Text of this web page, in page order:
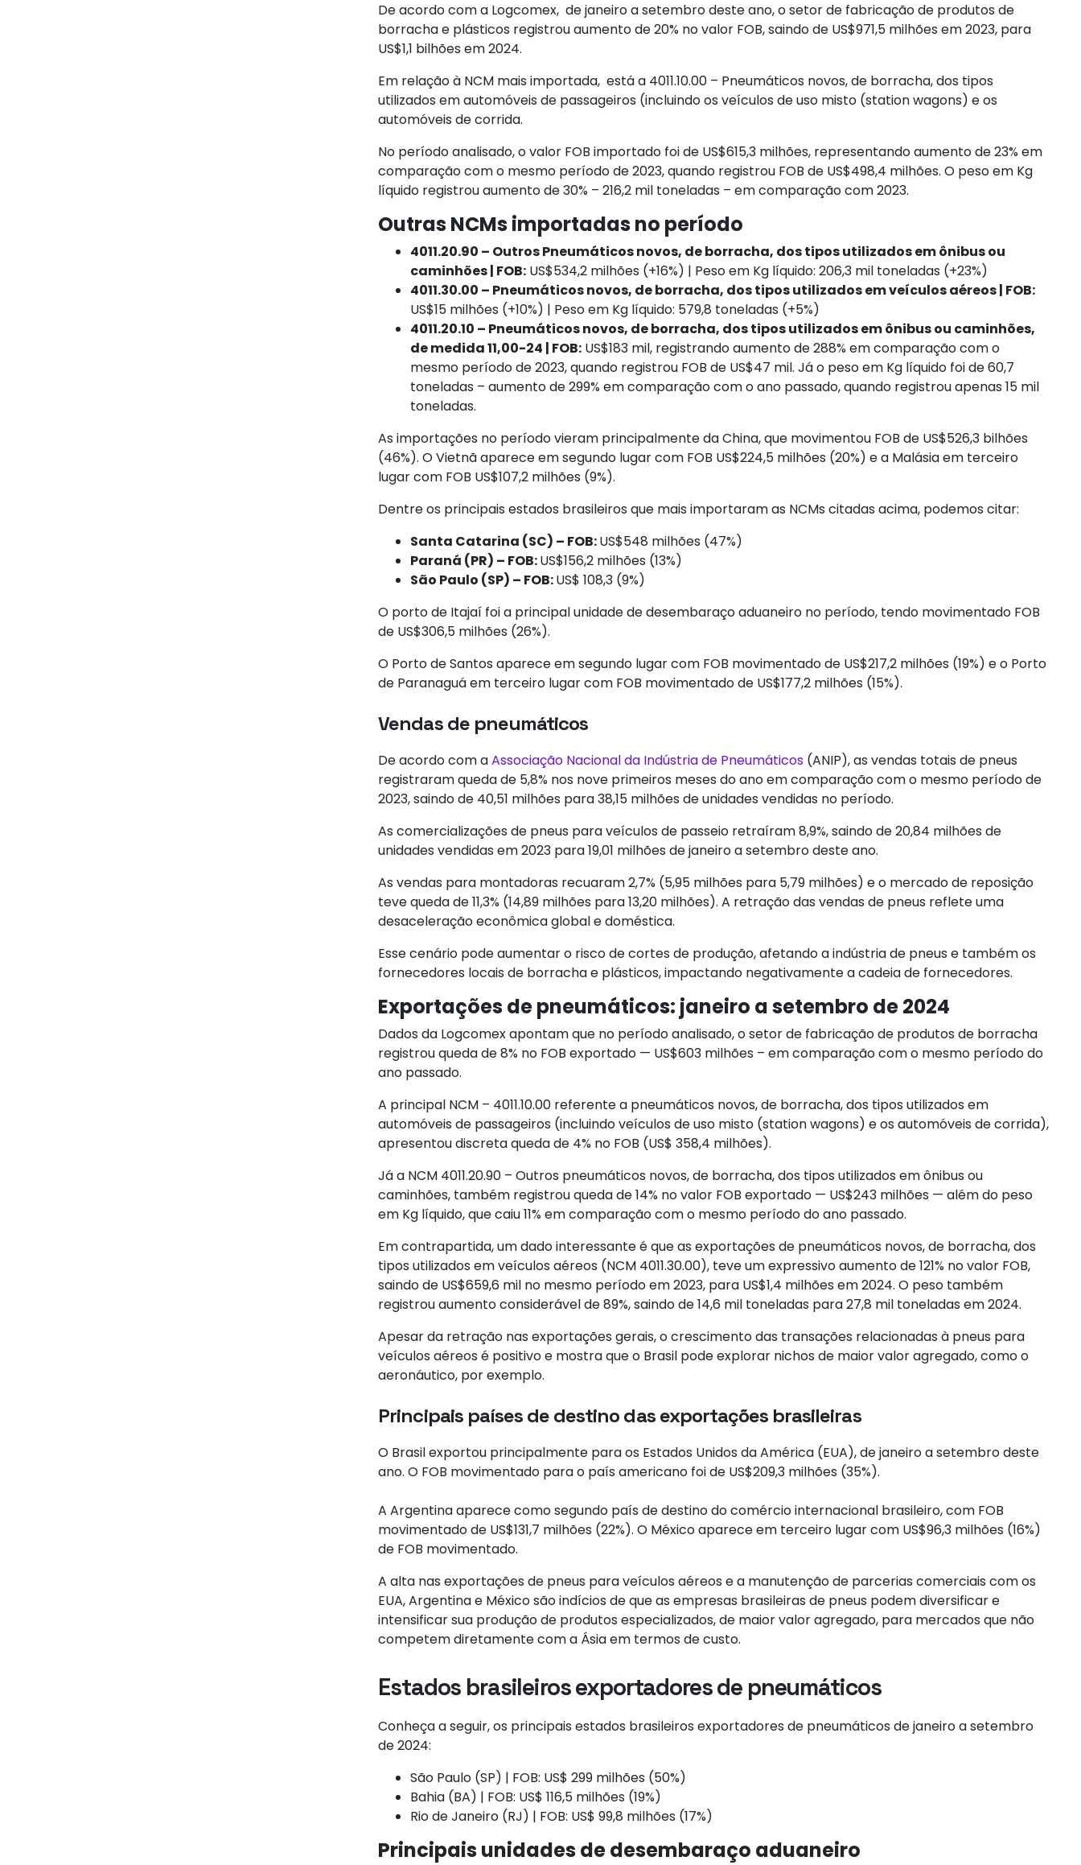
De acordo com a Logcomex, de janeiro a setembro deste ano, o setor de fabricação de produtos de
borracha e plásticos registrou aumento de 20% no valor FOB, saindo de US$971,5 milhões em 2023, para
US$1,1 bilhões em 2024.
Em relação à NCM mais importada, está a 4011.10.00 – Pneumáticos novos, de borracha, dos tipos
utilizados em automóveis de passageiros (incluindo os veículos de uso misto (station wagons) e os
automóveis de corrida.
No período analisado, o valor FOB importado foi de US$615,3 milhões, representando aumento de 23% em
comparação com o mesmo período de 2023, quando registrou FOB de US$498,4 milhões. O peso em Kg
líquido registrou aumento de 30% – 216,2 mil toneladas – em comparação com 2023.
Outras NCMs importadas no período
4011.20.90 – Outros Pneumáticos novos, de borracha, dos tipos utilizados em ônibus ou
caminhões | FOB: US$534,2 milhões (+16%) | Peso em Kg líquido: 206,3 mil toneladas (+23%)
4011.30.00 – Pneumáticos novos, de borracha, dos tipos utilizados em veículos aéreos | FOB:
US$15 milhões (+10%) | Peso em Kg líquido: 579,8 toneladas (+5%)
4011.20.10 – Pneumáticos novos, de borracha, dos tipos utilizados em ônibus ou caminhões,
de medida 11,00-24 | FOB: US$183 mil, registrando aumento de 288% em comparação com o
mesmo período de 2023, quando registrou FOB de US$47 mil. Já o peso em Kg líquido foi de 60,7
toneladas – aumento de 299% em comparação com o ano passado, quando registrou apenas 15 mil
toneladas.
As importações no período vieram principalmente da China, que movimentou FOB de US$526,3 bilhões
(46%). O Vietnã aparece em segundo lugar com FOB US$224,5 milhões (20%) e a Malásia em terceiro
lugar com FOB US$107,2 milhões (9%).
Dentre os principais estados brasileiros que mais importaram as NCMs citadas acima, podemos citar:
Santa Catarina (SC) – FOB:US$548 milhões (47%)
Paraná (PR) – FOB:US$156,2 milhões (13%)
São Paulo (SP) – FOB:US$ 108,3 (9%)
O porto de Itajaí foi a principal unidade de desembaraço aduaneiro no período, tendo movimentado FOB
de US$306,5 milhões (26%).
O Porto de Santos aparece em segundo lugar com FOB movimentado de US$217,2 milhões (19%) e o Porto
de Paranaguá em terceiro lugar com FOB movimentado de US$177,2 milhões (15%).
Vendas de pneumáticos
De acordo com aAssociação Nacional da Indústria de Pneumáticos (ANIP), as vendas totais de pneus
registraram queda de 5,8% nos nove primeiros meses do ano em comparação com o mesmo período de
2023, saindo de 40,51 milhões para 38,15 milhões de unidades vendidas no período.
As comercializações de pneus para veículos de passeio retraíram 8,9%, saindo de 20,84 milhões de
unidades vendidas em 2023 para 19,01 milhões de janeiro a setembro deste ano.
As vendas para montadoras recuaram 2,7% (5,95 milhões para 5,79 milhões) e o mercado de reposição
teve queda de 11,3% (14,89 milhões para 13,20 milhões). A retração das vendas de pneus reflete uma
desaceleração econômica global e doméstica.
Esse cenário pode aumentar o risco de cortes de produção, afetando a indústria de pneus e também os
fornecedores locais de borracha e plásticos, impactando negativamente a cadeia de fornecedores.
Exportações de pneumáticos: janeiro a setembro de 2024
Dados da Logcomex apontam que no período analisado, o setor de fabricação de produtos de borracha
registrou queda de 8% no FOB exportado — US$603 milhões – em comparação com o mesmo período do
ano passado.
A principal NCM – 4011.10.00 referente a pneumáticos novos, de borracha, dos tipos utilizados em
automóveis de passageiros (incluindo veículos de uso misto (station wagons) e os automóveis de corrida),
apresentou discreta queda de 4% no FOB (US$ 358,4 milhões).
Já a NCM 4011.20.90 – Outros pneumáticos novos, de borracha, dos tipos utilizados em ônibus ou
caminhões, também registrou queda de 14% no valor FOB exportado — US$243 milhões — além do peso
em Kg líquido, que caiu 11% em comparação com o mesmo período do ano passado.
Em contrapartida, um dado interessante é que as exportações de pneumáticos novos, de borracha, dos
tipos utilizados em veículos aéreos (NCM 4011.30.00), teve um expressivo aumento de 121% no valor FOB,
saindo de US$659,6 mil no mesmo período em 2023, para US$1,4 milhões em 2024. O peso também
registrou aumento considerável de 89%, saindo de 14,6 mil toneladas para 27,8 mil toneladas em 2024.
Apesar da retração nas exportações gerais, o crescimento das transações relacionadas à pneus para
veículos aéreos é positivo e mostra que o Brasil pode explorar nichos de maior valor agregado, como o
aeronáutico, por exemplo.
Principais países de destino das exportações brasileiras
O Brasil exportou principalmente para os Estados Unidos da América (EUA), de janeiro a setembro deste
ano. O FOB movimentado para o país americano foi de US$209,3 milhões (35%).
A Argentina aparece como segundo país de destino do comércio internacional brasileiro, com FOB
movimentado de US$131,7 milhões (22%). O México aparece em terceiro lugar com US$96,3 milhões (16%)
de FOB movimentado.
A alta nas exportações de pneus para veículos aéreos e a manutenção de parcerias comerciais com os
EUA, Argentina e México são indícios de que as empresas brasileiras de pneus podem diversificar e
intensificar sua produção de produtos especializados, de maior valor agregado, para mercados que não
competem diretamente com a Ásia em termos de custo.
Estados brasileiros exportadores de pneumáticos
Conheça a seguir, os principais estados brasileiros exportadores de pneumáticos de janeiro a setembro
de 2024:
São Paulo (SP) | FOB: US$ 299 milhões (50%)
Bahia (BA) | FOB: US$ 116,5 milhões (19%)
Rio de Janeiro (RJ) | FOB: US$ 99,8 milhões (17%)
Principais unidades de desembaraço aduaneiro